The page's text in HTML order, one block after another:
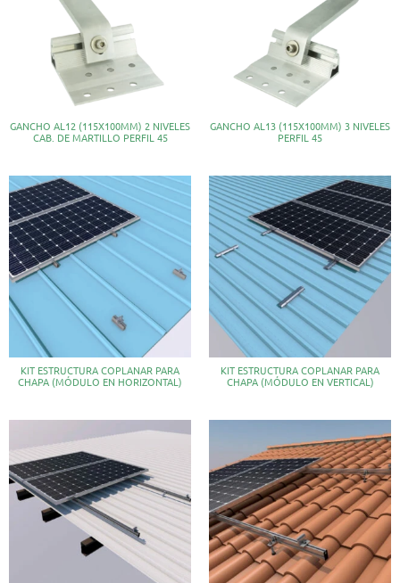
GANCHO AL12 (115X100MM) 2 NIVELES
CAB. DE MARTILLO PERFIL 45
GANCHO AL13 (115X100MM) 3 NIVELES
PERFIL 45
KIT ESTRUCTURA COPLANAR PARA
CHAPA (MÓDULO EN HORIZONTAL)
KIT ESTRUCTURA COPLANAR PARA
CHAPA (MÓDULO EN VERTICAL)